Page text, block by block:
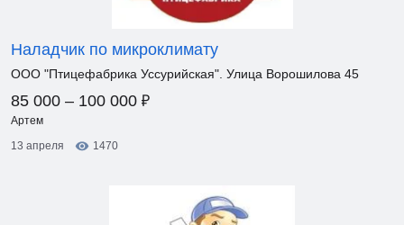
Наладчик по микроклимату
ООО "Птицефабрика Уссурийская". Улица Ворошилова 45
85 000 – 100 000 ₽
Артем
13 апреля
1470